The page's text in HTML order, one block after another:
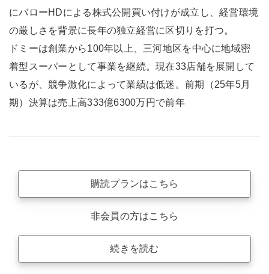
にバローHDによる株式公開買い付けが成立し、経営環境
の厳しさを背景に長年の独立経営に区切りを打つ。
ドミーは創業から100年以上、三河地区を中心に地域密
着型スーパーとして事業を継続。現在33店舗を展開して
いるが、競争激化によって業績は低迷。前期（25年5月
期）決算は売上高333億6300万円で前年
購読プランはこちら
非会員の方はこちら
続きを読む